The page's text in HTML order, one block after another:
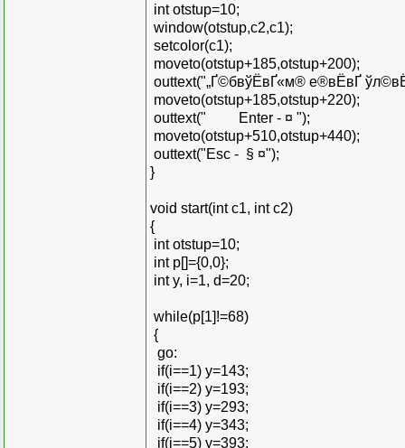
int otstup=10;
window(otstup,c2,c1);
setcolor(c1);
moveto(otstup+185,otstup+200);
outtext("„Ґ©бвўЁвҐ«м­® е®вЁвҐ
moveto(otstup+185,otstup+220);
outtext(" Enter - ¤ ");
moveto(otstup+510,otstup+440);
outtext("Esc - ­ § ¤");
}
void start(int c1, int c2)
{
int otstup=10;
int p[]={0,0};
int y, i=1, d=20;
while(p[1]!=68)
{
go:
if(i==1) y=143;
if(i==2) y=193;
if(i==3) y=293;
if(i==4) y=343;
if(i==5) y=393;